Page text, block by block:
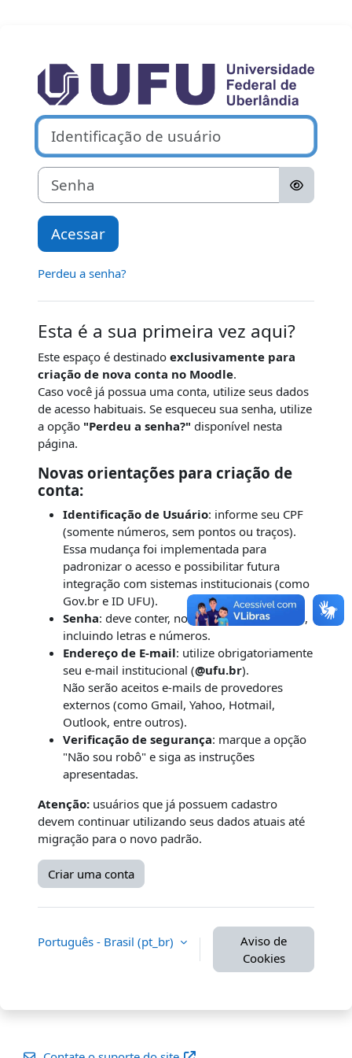
Acesso a
Avançar para criar nova conta
Identificação de usuário
Senha
Acessar
Perdeu a senha?
Esta é a sua primeira vez aqui?
Este espaço é destinado exclusivamente para
criação de nova conta no Moodle.
Caso você já possua uma conta, utilize seus dados
de acesso habituais. Se esqueceu sua senha, utilize
a opção "Perdeu a senha?" disponível nesta
página.
Novas orientações para criação de
conta:
Identificação de Usuário: informe seu CPF
(somente números, sem pontos ou traços).
Essa mudança foi implementada para
padronizar o acesso e possibilitar futura
integração com sistemas institucionais (como
Gov.br e ID UFU).
Senha: deve conter, no mínimo, 8 caracteres,
incluindo letras e números.
Endereço de E-mail: utilize obrigatoriamente
seu e-mail institucional (@ufu.br).
Não serão aceitos e-mails de provedores
externos (como Gmail, Yahoo, Hotmail,
Outlook, entre outros).
Verificação de segurança: marque a opção
"Não sou robô" e siga as instruções
apresentadas.
Atenção: usuários que já possuem cadastro
devem continuar utilizando seus dados atuais até
migração para o novo padrão.
Criar uma conta
Português - Brasil ‎(pt_br)‎
Aviso de
Cookies